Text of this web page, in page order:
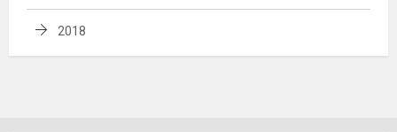
2018